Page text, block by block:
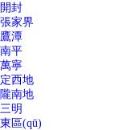
開封
張家界
鷹潭
南平
萬寧
定西地
隴南地
三明
東區(qū)